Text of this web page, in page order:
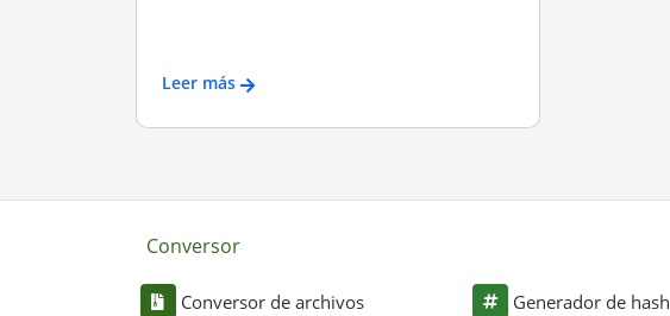
Leer más
Conversor
Conversor de archivos Generador de hash